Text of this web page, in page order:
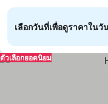
เลือกวันที่เพื่อดูราคาในวั
ตัวเลือกยอดนิยม